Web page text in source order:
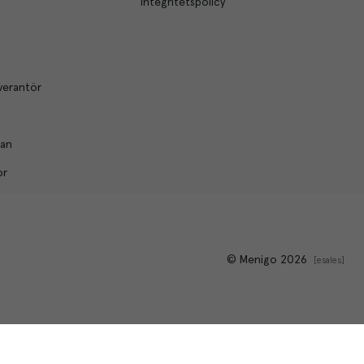
Integritetspolicy
© Menigo 2026 esales]